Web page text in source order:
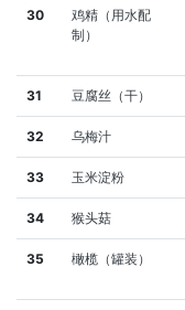
30
鸡精（用水配
制）
31 豆腐丝（干）
32 乌梅汁
33 玉米淀粉
34 猴头菇
35 橄榄（罐装）